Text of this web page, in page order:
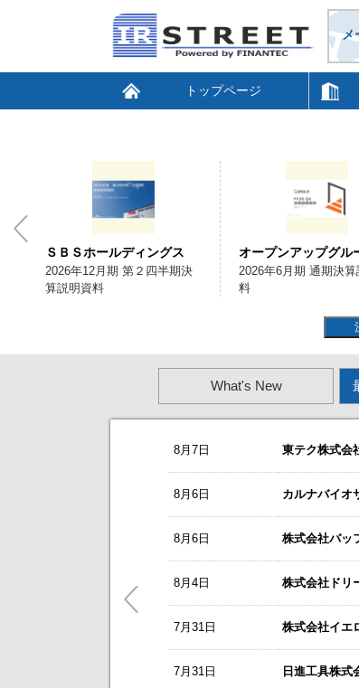
メ
トップページ
ＳＢＳホールディングス
2026年12月期 第２四半期決
算説明資料
オープンアップグル
2026年6月期 通期決算
料
決
What's New
2026/08/07 NEW
リーダー電子(6867)
今すぐ登録
東テク(9960)
今すぐ登録
アナリストレポート（シ
ＳＢＳホールディングス(2384)
2026年12月期 第２四半期
レント(372A)
今すぐ登録
8月7日 東テク株式会
8月6日 カルナバイオ
8月6日 株式会社バッ
8月4日 株式会社ドリ
7月31日 株式会社イエ
7月31日 日進工具株式
これまで開催した、個人投
今後のスケジュールにつき
お知らせ
8/3 カバー(5253)の掲載を開始
8/3日本テクノ・ラボ(3849)の
5/21 梅の花グループ(7604)の
【ニュースリリース
【ご提案書】戦略的